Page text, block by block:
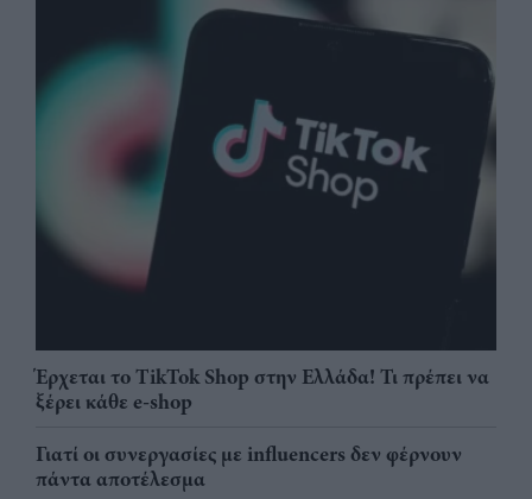
Έρχεται το TikTok Shop στην Ελλάδα! Τι πρέπει να
ξέρει κάθε e-shop
Γιατί οι συνεργασίες με influencers δεν φέρνουν
πάντα αποτέλεσμα